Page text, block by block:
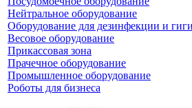
Нейтральное оборудование
Оборудование для дезинфекции и
Весовое оборудование
Прикассовая зона
Прачечное оборудование
Промышленное оборудование
Роботы для бизнеса